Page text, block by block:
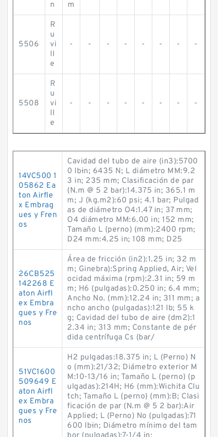
n
m
5506
R
u
vi
ll
e
- - - - - - - -
5508
R
u
vi
ll
e
- - - - - - - -
14VC500 1
05862 Ea
ton Airfle
x Embrag
ues y Fren
os
Cavidad del tubo de aire (in3):5700
0 lb·in; 6435 N; L diámetro MM:9.2
3 in; 235 mm; Clasificación de par
(N.m @ 5 2 bar):14.375 in; 365.1 m
m; J (kg.m2):60 psi; 4.1 bar; Pulgad
as de diámetro O4:1.47 in; 37 mm;
O4 diámetro MM:6.00 in; 152 mm;
Tamaño L (perno) (mm):2400 rpm;
D24 mm:4.25 in; 108 mm; D25
26CB525
142268 E
aton Airfl
ex Embra
gues y Fre
nos
Área de fricción (in2):1.25 in; 32 m
m; Ginebra):Spring Applied, Air; Vel
ocidad máxima (rpm):2.31 in; 59 m
m; H6 (pulgadas):0.250 in; 6.4 mm;
Ancho No. (mm):12.24 in; 311 mm; a
ncho ancho (pulgadas):121 lb; 55 k
g; Cavidad del tubo de aire (dm2):1
2.34 in; 313 mm; Constante de pér
dida centrífuga Cs (bar/
51VC1600
509649 E
aton Airfl
ex Embra
gues y Fre
nos
H2 pulgadas:18.375 in; L (Perno) N
o (mm):21/32; Diámetro exterior M
M:10-13/16 in; Tamaño L (perno) (p
ulgadas):214H; H6 (mm):Wichita Clu
tch; Tamaño L (perno) (mm):B; Clasi
ficación de par (N.m @ 5 2 bar):Air
Applied; L (Perno) No (pulgadas):71
600 lb·in; Diámetro mínimo del tam